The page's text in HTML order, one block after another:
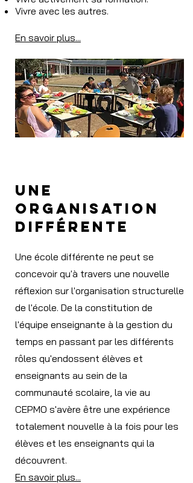
Vivre avec les autres.
En savoir plus...
une
organisation
différente
Une école différente ne peut se
concevoir qu'à travers une nouvelle
réflexion sur l'organisation structurelle
de l'école. De la constitution de
l'équipe enseignante à la gestion du
temps en passant par les différents
rôles qu'endossent élèves et
enseignants au sein de la
communauté scolaire, la vie au
CEPMO s'avère être une expérience
totalement nouvelle à la fois pour les
élèves et les enseignants qui la
découvrent.
En savoir plus...